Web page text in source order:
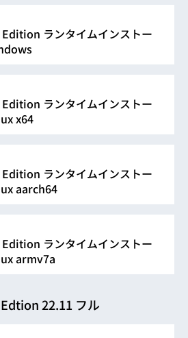
ランタイムインストー
ランタイムインストー
x64
ランタイムインストー
aarch64
ランタイムインストー
armv7a
22.11 フル